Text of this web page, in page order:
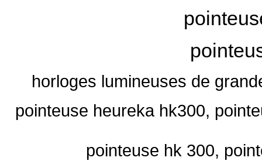
horloges lumineuses de
pointeuse heureka hk300,
pointeuse hk 300,